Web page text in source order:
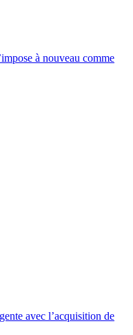
à nouveau comme
avec l’acquisition de